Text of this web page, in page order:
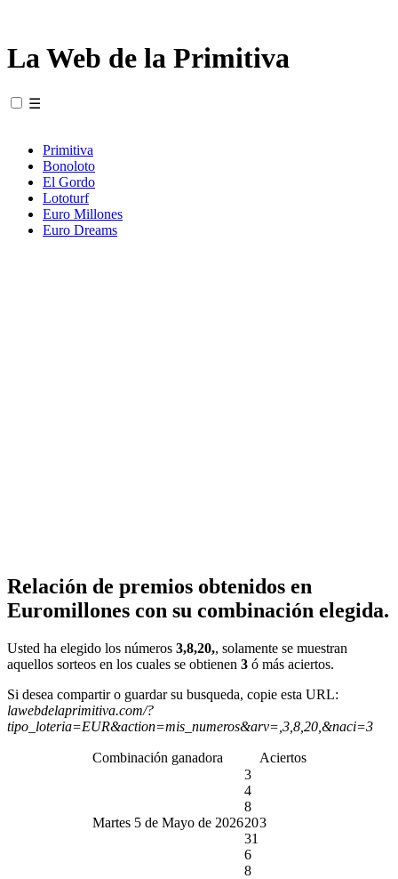
La Web de la Primitiva
☰
Primitiva
Bonoloto
El Gordo
Lototurf
Euro Millones
Euro Dreams
Relación de premios obtenidos en
Euromillones con su combinación elegida.
Usted ha elegido los números 3,8,20,, solamente se muestran
aquellos sorteos en los cuales se obtienen 3 ó más aciertos.
Si desea compartir o guardar su busqueda, copie esta URL:
lawebdelaprimitiva.com/?
tipo_loteria=EUR&action=mis_numeros&arv=,3,8,20,&naci=3
Combinación ganadora Aciertos
Martes 5 de Mayo de 2026
3
4
8
20
31
6
8
3